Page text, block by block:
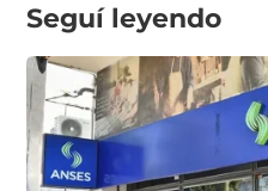
Seguí leyendo